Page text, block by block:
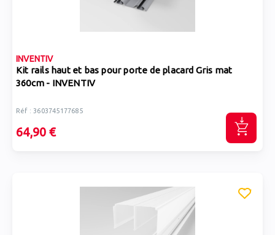
INVENTIV
Kit rails haut et bas pour porte de placard Gris mat
360cm - INVENTIV
Réf : 3603745177685
64,90 €